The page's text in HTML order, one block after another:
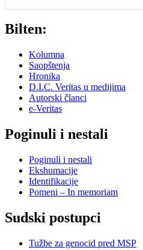
Bilten:
Kolumna
Saopštenja
Hronika
D.I.C. Veritas u medijima
Autorski članci
e-Veritas
Poginuli i nestali
Poginuli i nestali
Ekshumacije
Identifikacije
Pomeni – In memoriam
Sudski postupci
Tužbe za genocid pred MSP